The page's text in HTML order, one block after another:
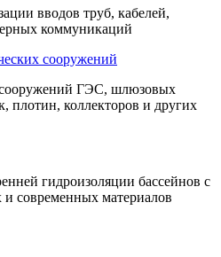
вводов труб, кабелей,
коммуникаций
сооружений
ГЭС, шлюзовых
плотин, коллекторов и других
гидроизоляции бассейнов с
современных материалов